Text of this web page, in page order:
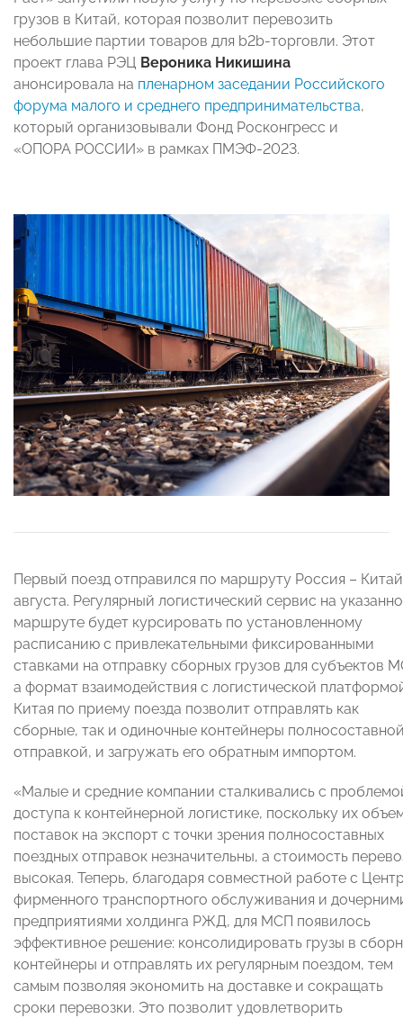
грузов в Китай, которая позволит перевозить
небольшие партии товаров для b2b-торговли. Этот
проект глава РЭЦ Вероника Никишина
анонсировала на пленарном заседании Российского
форума малого и среднего предпринимательства,
который организовывали Фонд Росконгресс и
«ОПОРА РОССИИ» в рамках ПМЭФ-2023.
Первый поезд отправился по маршруту Россия –
августа. Регулярный логистический сервис на
маршруте будет курсировать по установленному
расписанию с привлекательными фиксированными
ставками на отправку сборных грузов для субъектов
а формат взаимодействия с логистической
Китая по приему поезда позволит отправлять как
сборные, так и одиночные контейнеры
отправкой, и загружать его обратным импортом.
«Малые и средние компании сталкивались с
доступа к контейнерной логистике, поскольку их
поставок на экспорт с точки зрения полносоставных
поездных отправок незначительны, а стоимость
высокая. Теперь, благодаря совместной работе с
фирменного транспортного обслуживания и
предприятиями холдинга РЖД, для МСП появилось
эффективное решение: консолидировать грузы в
контейнеры и отправлять их регулярным поездом, тем
самым позволяя экономить на доставке и сокращать
сроки перевозки. Это позволит удовлетворить